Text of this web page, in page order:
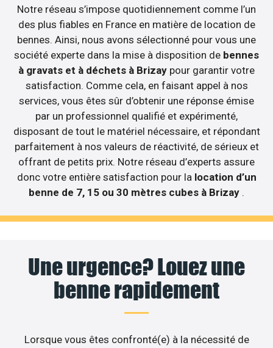
Notre réseau s’impose quotidiennement comme l’un
des plus fiables en France en matière de location de
bennes. Ainsi, nous avons sélectionné pour vous une
société experte dans la mise à disposition de bennes
à gravats et à déchets à Brizay pour garantir votre
satisfaction. Comme cela, en faisant appel à nos
services, vous êtes sûr d’obtenir une réponse émise
par un professionnel qualifié et expérimenté,
disposant de tout le matériel nécessaire, et répondant
parfaitement à nos valeurs de réactivité, de sérieux et
offrant de petits prix. Notre réseau d’experts assure
donc votre entière satisfaction pour la location d’un
benne de 7, 15 ou 30 mètres cubes à Brizay .
Une urgence? Louez une
benne rapidement
Lorsque vous êtes confronté(e) à la nécessité de